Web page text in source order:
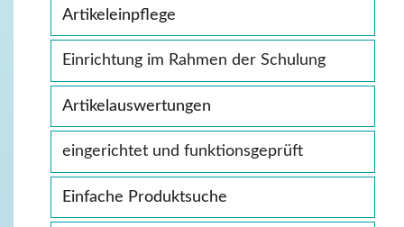
Artikeleinpflege
Einrichtung im Rahmen der Schulung
Artikelauswertungen
eingerichtet und funktionsgeprüft
Einfache Produktsuche